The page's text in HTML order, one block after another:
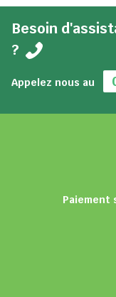
Besoin
?
Appelez nous au
Paiement